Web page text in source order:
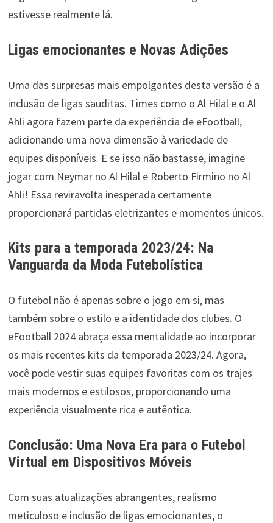
estivesse realmente lá.
Ligas emocionantes e Novas Adições
Uma das surpresas mais empolgantes desta versão é a
inclusão de ligas sauditas. Times como o Al Hilal e o Al
Ahli agora fazem parte da experiência de eFootball,
adicionando uma nova dimensão à variedade de
equipes disponíveis. E se isso não bastasse, imagine
jogar com Neymar no Al Hilal e Roberto Firmino no Al
Ahli! Essa reviravolta inesperada certamente
proporcionará partidas eletrizantes e momentos únicos.
Kits para a temporada 2023/24: Na
Vanguarda da Moda Futebolística
O futebol não é apenas sobre o jogo em si, mas
também sobre o estilo e a identidade dos clubes. O
eFootball 2024 abraça essa mentalidade ao incorporar
os mais recentes kits da temporada 2023/24. Agora,
você pode vestir suas equipes favoritas com os trajes
mais modernos e estilosos, proporcionando uma
experiência visualmente rica e autêntica.
Conclusão: Uma Nova Era para o Futebol
Virtual em Dispositivos Móveis
Com suas atualizações abrangentes, realismo
meticuloso e inclusão de ligas emocionantes, o